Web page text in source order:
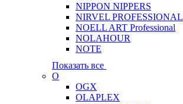
NIPPON NIPPERS
NIRVEL PROFESSIONAL
NOELL ART Professional
NOLAHOUR
NOTE
Показать все
O
OGX
OLAPLEX